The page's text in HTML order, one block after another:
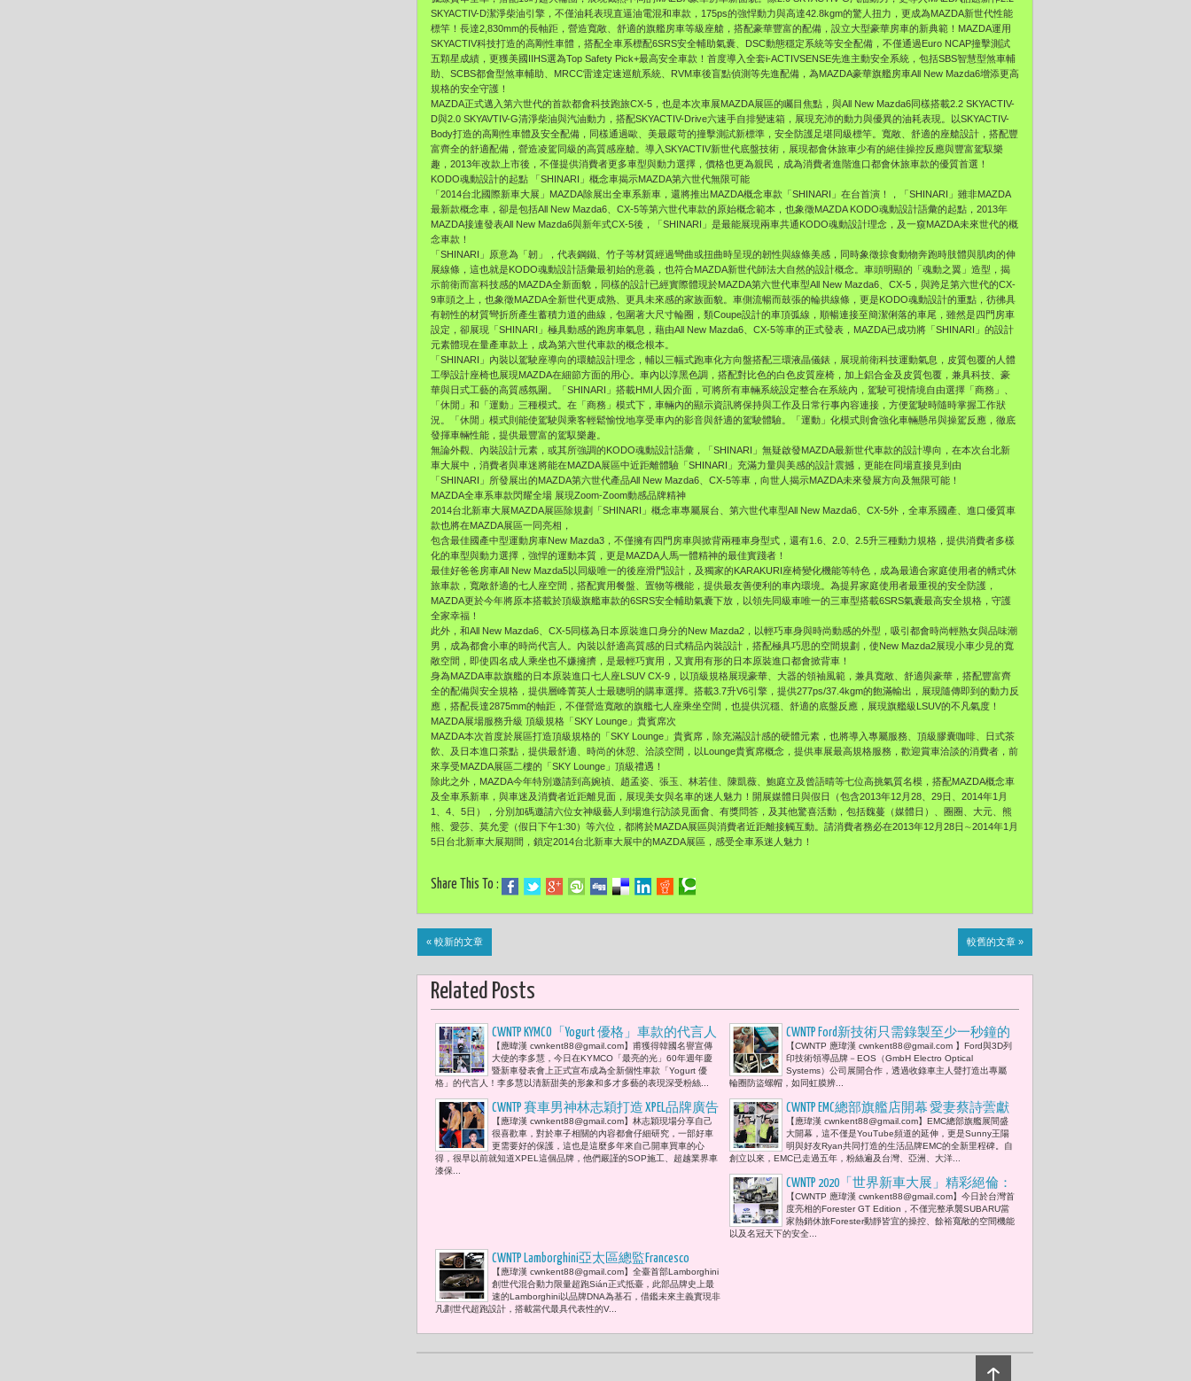
SKYACTIV-D潔淨柴油引擎，不僅油耗表現直逼油電混和車款，175ps的強悍動力與高達42.8kgm的驚人扭力，更成為MAZDA新世代性能
標竿！長達2,830mm的長軸距，營造寬敞、舒適的旗艦房車等級座艙，搭配豪華豐富的配備，設立大型豪華房車的新典範！MAZDA運用
SKYACTIV科技打造的高剛性車體，搭配全車系標配6SRS安全輔助氣囊、DSC動態穩定系統等安全配備，不僅通過Euro NCAP撞擊測試
五顆星成績，更獲美國IIHS選為Top Safety Pick+最高安全車款！首度導入全套i-ACTIVSENSE先進主動安全系統，包括SBS智慧型煞車輔
助、SCBS都會型煞車輔助、MRCC雷達定速巡航系統、RVM車後盲點偵測等先進配備，為MAZDA豪華旗艦房車All New Mazda6增添更高
規格的安全守護！
MAZDA正式邁入第六世代的首款都會科技跑旅CX-5，也是本次車展MAZDA展區的矚目焦點，與All New Mazda6同樣搭載2.2 SKYACTIV-
D與2.0 SKYAVTIV-G清淨柴油與汽油動力，搭配SKYACTIV-Drive六速手自排變速箱，展現充沛的動力與優異的油耗表現。以SKYACTIV-
Body打造的高剛性車體及安全配備，同樣通過歐、美最嚴苛的撞擊測試新標準，安全防護足堪同級標竿。寬敞、舒適的座艙設計，搭配豐
富齊全的舒適配備，營造凌駕同級的高質感座艙。導入SKYACTIV新世代底盤技術，展現都會休旅車少有的絕佳操控反應與豐富駕馭樂
趣，2013年改款上市後，不僅提供消費者更多車型與動力選擇，價格也更為親民，成為消費者進階進口都會休旅車款的優質首選！
KODO魂動設計的起點 「SHINARI」概念車揭示MAZDA第六世代無限可能
「2014台北國際新車大展」MAZDA除展出全車系新車，還將推出MAZDA概念車款「SHINARI」在台首演！，「SHINARI」雖非MAZDA
最新款概念車，卻是包括All New Mazda6、CX-5等第六世代車款的原始概念範本，也象徵MAZDA KODO魂動設計語彙的起點，2013年
MAZDA接連發表All New Mazda6與新年式CX-5後，「SHINARI」是最能展現兩車共通KODO魂動設計理念，及一窺MAZDA未來世代的概
念車款！
「SHINARI」原意為「韌」，代表鋼鐵、竹子等材質經過彎曲或扭曲時呈現的韌性與線條美感，同時象徵掠食動物奔跑時肢體與肌肉的伸
展線條，這也就是KODO魂動設計語彙最初始的意義，也符合MAZDA新世代師法大自然的設計概念。車頭明顯的「魂動之翼」造型，揭
示前衛而富科技感的MAZDA全新面貌，同樣的設計已經實際體現於MAZDA第六世代車型All New Mazda6、CX-5，與跨足第六世代的CX-
9車頭之上，也象徵MAZDA全新世代更成熟、更具未來感的家族面貌。車側流暢而鼓張的輪拱線條，更是KODO魂動設計的重點，彷彿具
有韌性的材質彎折所產生蓄積力道的曲線，包圍著大尺寸輪圈，類Coupe設計的車頂弧線，順暢連接至簡潔俐落的車尾，雖然是四門房車
設定，卻展現「SHINARI」極具動感的跑房車氣息，藉由All New Mazda6、CX-5等車的正式發表，MAZDA已成功將「SHINARI」的設計
元素體現在量產車款上，成為第六世代車款的概念根本。
「SHINARI」內裝以駕駛座導向的環艙設計理念，輔以三幅式跑車化方向盤搭配三環液晶儀錶，展現前衛科技運動氣息，皮質包覆的人體
工學設計座椅也展現MAZDA在細節方面的用心。車內以淳黑色調，搭配對比色的白色皮質座椅，加上鋁合金及皮質包覆，兼具科技、豪
華與日式工藝的高質感氛圍。「SHINARI」搭載HMI人因介面，可將所有車輛系統設定整合在系統內，駕駛可視情境自由選擇「商務」、
「休閒」和「運動」三種模式。在「商務」模式下，車輛內的顯示資訊將保持與工作及日常行事內容連接，方便駕駛時隨時掌握工作狀
況。「休閒」模式則能使駕駛與乘客輕鬆愉悅地享受車內的影音與舒適的駕駛體驗。「運動」化模式則會強化車輛懸吊與操駕反應，徹底
發揮車輛性能，提供最豐富的駕馭樂趣。
無論外觀、內裝設計元素，或其所強調的KODO魂動設計語彙，「SHINARI」無疑啟發MAZDA最新世代車款的設計導向，在本次台北新
車大展中，消費者與車迷將能在MAZDA展區中近距離體驗「SHINARI」充滿力量與美感的設計震撼，更能在同場直接見到由
「SHINARI」所發展出的MAZDA第六世代產品All New Mazda6、CX-5等車，向世人揭示MAZDA未來發展方向及無限可能！
MAZDA全車系車款閃耀全場 展現Zoom-Zoom動感品牌精神
2014台北新車大展MAZDA展區除規劃「SHINARI」概念車專屬展台、第六世代車型All New Mazda6、CX-5外，全車系國產、進口優質車
款也將在MAZDA展區一同亮相，
包含最佳國產中型運動房車New Mazda3，不僅擁有四門房車與掀背兩種車身型式，還有1.6、2.0、2.5升三種動力規格，提供消費者多樣
化的車型與動力選擇，強悍的運動本質，更是MAZDA人馬一體精神的最佳實踐者！
最佳好爸爸房車All New Mazda5以同級唯一的後座滑門設計，及獨家的KARAKURI座椅變化機能等特色，成為最適合家庭使用者的轎式休
旅車款，寬敞舒適的七人座空間，搭配實用餐盤、置物等機能，提供最友善便利的車內環境。為提昇家庭使用者最重視的安全防護，
MAZDA更於今年將原本搭載於頂級旗艦車款的6SRS安全輔助氣囊下放，以領先同級車唯一的三車型搭載6SRS氣囊最高安全規格，守護
全家幸福！
此外，和All New Mazda6、CX-5同樣為日本原裝進口身分的New Mazda2，以輕巧車身與時尚動感的外型，吸引都會時尚輕熟女與品味潮
男，成為都會小車的時尚代言人。內裝以舒適高質感的日式精品內裝設計，搭配極具巧思的空間規劃，使New Mazda2展現小車少見的寬
敞空間，即使四名成人乘坐也不嫌擁擠，是最輕巧實用，又實用有形的日本原裝進口都會掀背車！
身為MAZDA車款旗艦的日本原裝進口七人座LSUV CX-9，以頂級規格展現豪華、大器的領袖風範，兼具寬敞、舒適與豪華，搭配豐富齊
全的配備與安全規格，提供層峰菁英人士最聰明的購車選擇。搭載3.7升V6引擎，提供277ps/37.4kgm的飽滿輸出，展現隨傳即到的動力反
應，搭配長達2875mm的軸距，不僅營造寬敞的旗艦七人座乘坐空間，也提供沉穩、舒適的底盤反應，展現旗艦級LSUV的不凡氣度！
MAZDA展場服務升級 頂級規格「SKY Lounge」貴賓席次
MAZDA本次首度於展區打造頂級規格的「SKY Lounge」貴賓席，除充滿設計感的硬體元素，也將導入專屬服務、頂級膠囊咖啡、日式茶
飲、及日本進口茶點，提供最舒適、時尚的休憩、洽談空間，以Lounge貴賓席概念，提供車展最高規格服務，歡迎賞車洽談的消費者，前
來享受MAZDA展區二樓的「SKY Lounge」頂級禮遇！
除此之外，MAZDA今年特別邀請到高婉禎、趙孟姿、張玉、林若佳、陳凱薇、鮑庭立及曾語晴等七位高挑氣質名模，搭配MAZDA概念車
及全車系新車，與車迷及消費者近距離見面，展現美女與名車的迷人魅力！開展媒體日與假日（包含2013年12月28、29日、2014年1月
1、4、5日），分別加碼邀請六位女神級藝人到場進行訪談見面會、有獎問答，及其他驚喜活動，包括魏蔓（媒體日）、圈圈、大元、熊
熊、愛莎、莫允雯（假日下午1:30）等六位，都將於MAZDA展區與消費者近距離接觸互動。請消費者務必在2013年12月28日∼2014年1月
5日台北新車大展期間，鎖定2014台北新車大展中的MAZDA展區，感受全車系迷人魅力！
Share This To :
« 較新的文章 較舊的文章 »
Related Posts
CWNTP KYMCO「Yogurt 優格」車款的代言人
李多慧 大跳K-POP「做自己就是最優的風
格」
【應暐漢 cwnkent88@gmail.com】甫獲得韓國名譽宣傳
大使的李多慧，今日在KYMCO「最亮的光」60年週年慶
暨新車發表會上正式宣布成為全新個性車款「Yogurt 優
格」的代言人！李多慧以清新甜美的形象和多才多藝的表現深受粉絲...
CWNTP Ford新技術只需錄製至少一秒鐘的
人聲 轉一個專屬車主的輪圈防盜螺帽
【CWNTP 應瑋漢 cwnkent88@gmail.com 】Ford與3D列
印技術領導品牌－EOS（GmbH Electro Optical
Systems）公司展開合作，透過收錄車主人聲打造出專屬
輪圈防盜螺帽，如同虹膜辨...
CWNTP 賽車男神林志穎打造 XPEL品牌廣告
邀老婆Kelly甜蜜同框
【應瑋漢 cwnkent88@gmail.com】林志穎現場分享自己
很喜歡車，對於車子相關的內容都會仔細研究，一部好車
更需要好的保護，這也是這麼多年來自己開車買車的心
得，很早以前就知道XPEL這個品牌，他們嚴謹的SOP施工、超越業界車
漆保...
CWNTP EMC總部旗艦店開幕 愛妻蔡詩蕓獻
吻王陽明 恭賀開幕成功
【應瑋漢 cwnkent88@gmail.com】EMC總部旗艦展間盛
大開幕，這不僅是YouTube頻道的延伸，更是Sunny王陽
明與好友Ryan共同打造的生活品牌EMC的全新里程碑。自
創立以來，EMC已走過五年，粉絲遍及台灣、亞洲、大洋...
CWNTP 2020「世界新車大展」精彩絕倫：
2.SUBARU Forester GT Edition首度亮相
【CWNTP 應瑋漢 cwnkent88@gmail.com】今日於台灣首
度亮相的Forester GT Edition，不僅完整承襲SUBARU當
家熱銷休旅Forester動靜皆宜的操控、餘裕寬敞的空間機能
以及名冠天下的安全...
CWNTP Lamborghini亞太區總監Francesco
Scardaoni：「Automobili Lamborghini 全球限
量生產63臺，Sián的誕生，為前瞻未來的
超級跑車品牌。」
【應瑋漢 cwnkent88@gmail.com】全臺首部Lamborghini
創世代混合動力限量超跑Sián正式抵臺，此部品牌史上最
速的Lamborghini以品牌DNA為基石，借鑑未來主義實現非
凡劃世代超跑設計，搭載當代最具代表性的V...